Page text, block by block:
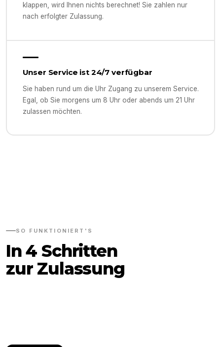
klappen, wird Ihnen nichts berechnet! Sie zahlen nur
nach erfolgter Zulassung.
Unser Service ist 24/7 verfügbar
Sie haben rund um die Uhr Zugang zu unserem Service.
Egal, ob Sie morgens um 8 Uhr oder abends um 21 Uhr
zulassen möchten.
SO FUNKTIONIERT'S
In 4 Schritten
zur Zulassung